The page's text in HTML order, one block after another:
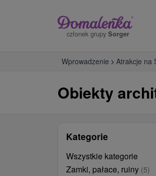
członek grupy Sorger
Wprowadzenie Atrakcje na
Obiekty
Kategorie
Wszystkie kategorie
Zamki, pałace, ruiny (5)